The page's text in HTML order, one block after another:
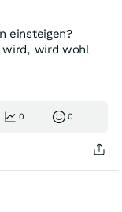
einsteigen?
wird, wird wohl
0 0